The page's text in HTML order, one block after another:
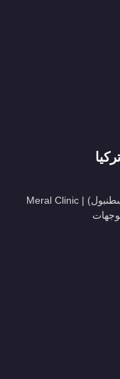
🏥 أكثر 10 عمليات تجميلية طلبًا في تركيا (إسطنبول) | Meral Clinic